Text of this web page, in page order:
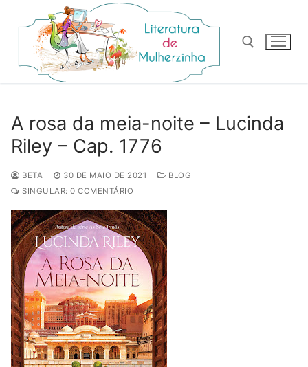
para
conteúdo
A rosa da meia-noite – Lucinda
Riley – Cap. 1776
BETA 30 DE MAIO DE 2021
BLOG
SINGULAR: 0 COMENTÁRIO